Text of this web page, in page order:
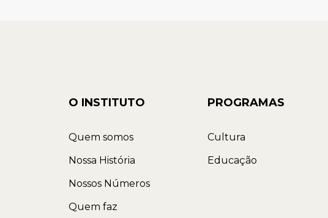
O INSTITUTO
Quem somos
Nossa História
Nossos Números
Quem faz
PROGRAMAS
Cultura
Educação